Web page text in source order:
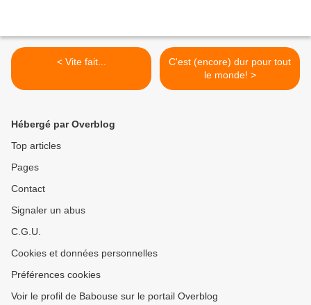
< Vite fait...
C'est (encore) dur pour tout
le monde! >
Hébergé par Overblog
Top articles
Pages
Contact
Signaler un abus
C.G.U.
Cookies et données personnelles
Préférences cookies
Voir le profil de Babouse sur le portail Overblog